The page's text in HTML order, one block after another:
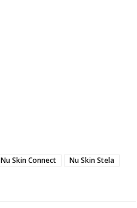
Nu Skin Connect
Nu Skin Stela